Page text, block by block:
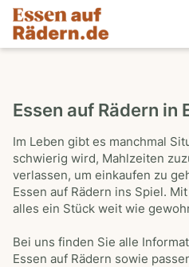
Essen auf Rädern in
Im Leben gibt es manchmal
schwierig wird, Mahlzeiten
verlassen, um einkaufen zu
Essen auf Rädern ins Spiel.
alles ein Stück weit wie
Bei uns finden Sie alle
Essen auf Rädern sowie